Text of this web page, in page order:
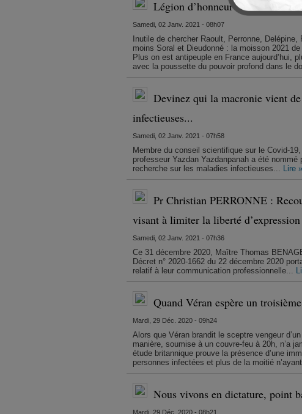
Légion d’honneur 2021 : la
Samedi, 02 Janv. 2021 - 08h07
Inutile de chercher Raoult, Perronne,
moins Soral et Dieudonné : la moisson 2021
Plus on est antipeuple en France aujourd’hui,
avec la poussette du pouvoir profond dans le
Devinez qui la macronie vient
infectieuses...
Samedi, 02 Janv. 2021 - 07h58
Membre du conseil scientifique sur le Covid-
professeur Yazdan Yazdanpanah a été
recherche sur les maladies infectieuses... Lire »
Pr Christian PERRONNE :
visant à limiter la liberté d’expression
Samedi, 02 Janv. 2021 - 07h36
Ce 31 décembre 2020, Maître Thomas
Décret n° 2020-1662 du 22 décembre 2020
relatif à leur communication professionnelle...
Quand Véran espère un
Mardi, 29 Déc. 2020 - 09h24
Alors que Véran brandit le sceptre vengeur
manière, soumise à un couvre-feu à 20h, n’a
étude britannique prouve la présence d’une
personnes infectées et plus de la moitié
Nous vivons en dictature, point
Mardi, 29 Déc. 2020 - 08h21